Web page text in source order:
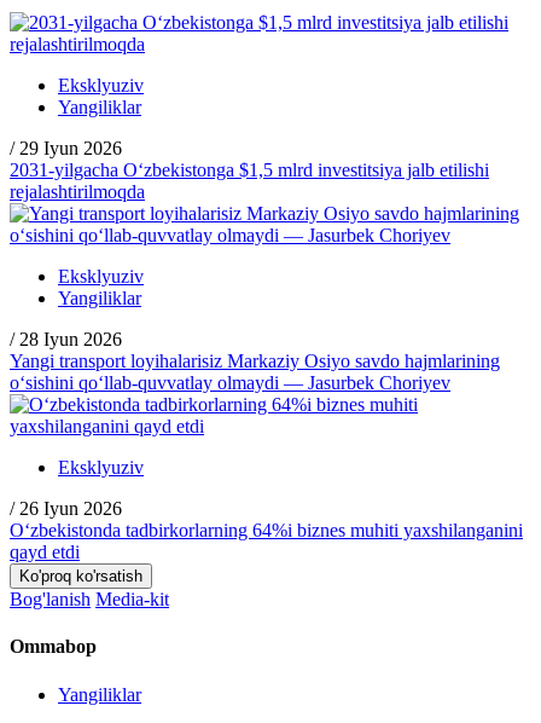
Eksklyuziv
Yangiliklar
/ 29 Iyun 2026
2031-yilgacha O‘zbekistonga $1,5 mlrd investitsiya jalb etilishi
rejalashtirilmoqda
Eksklyuziv
Yangiliklar
/ 28 Iyun 2026
Yangi transport loyihalarisiz Markaziy Osiyo savdo hajmlarining
o‘sishini qo‘llab-quvvatlay olmaydi — Jasurbek Choriyev
Eksklyuziv
/ 26 Iyun 2026
O‘zbekistonda tadbirkorlarning 64%i biznes muhiti yaxshilanganini
qayd etdi
Ko'proq ko'rsatish
Bog'lanish Media-kit
Ommabop
Yangiliklar